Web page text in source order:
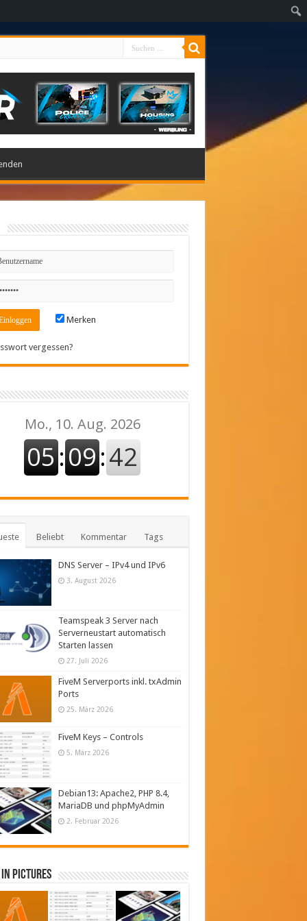
Merken
vergessen?
Beliebt Kommentar Tags
DNS Server – IPv4 und IPv6
3. August 2026
Teamspeak 3 Server nach
Serverneustart automatisch
Starten lassen
27. Juli 2026
FiveM Serverports inkl. txAdmin
Ports
25. März 2026
FiveM Keys – Controls
5. März 2026
Debian13: Apache2, PHP 8.4,
MariaDB und phpMyAdmin
2. Februar 2026
in Pictures